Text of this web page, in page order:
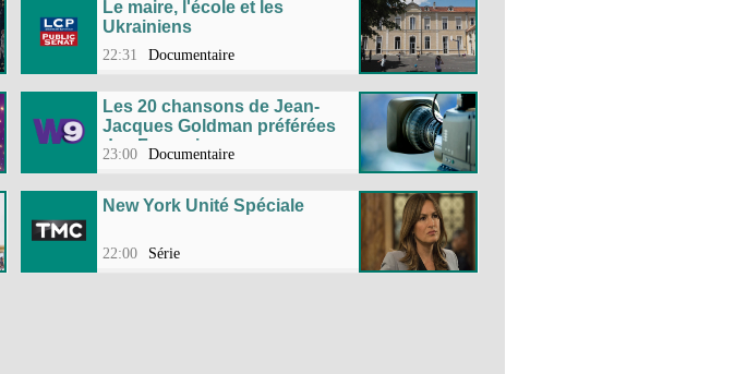
Le maire, l'école et les
Ukrainiens
22:31 Documentaire
Les 20 chansons de Jean-
Jacques Goldman préférées
des Français
23:00 Documentaire
New York Unité Spéciale
22:00 Série